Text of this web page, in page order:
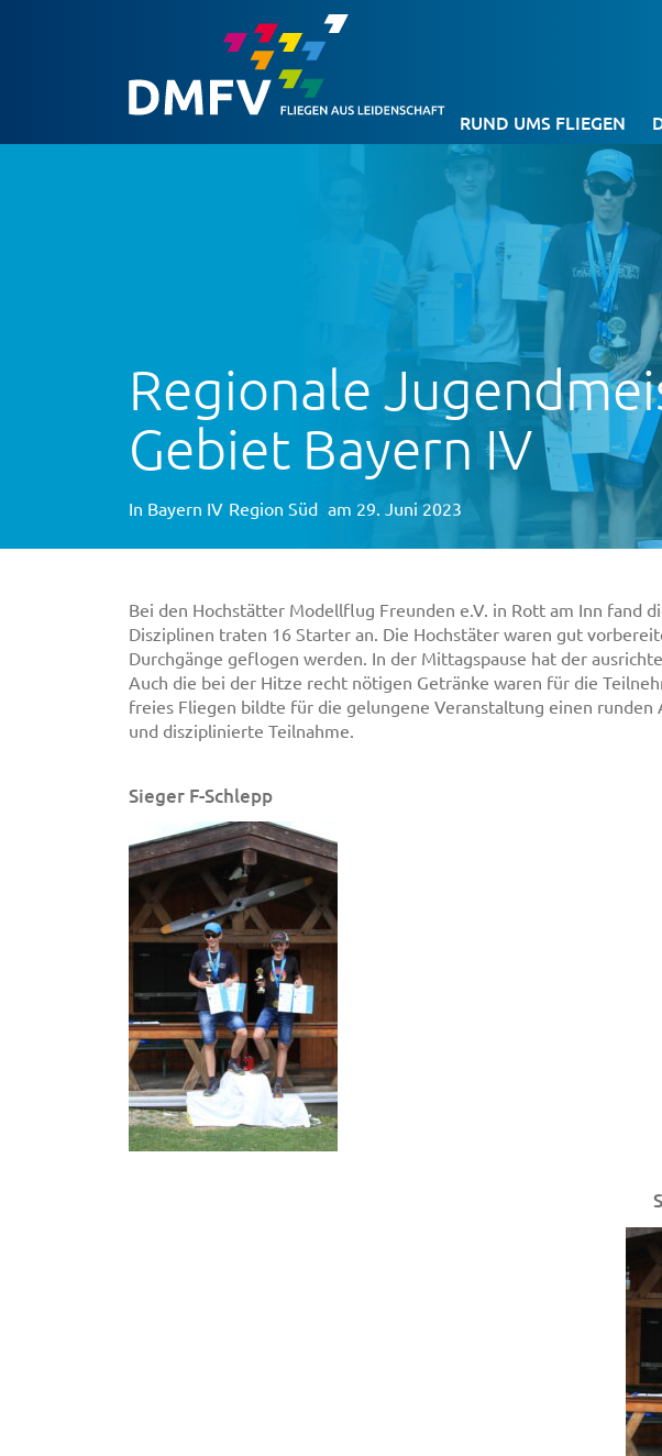
RUND UMS FLIEGEN
Regionale
Gebiet Bayern IV
In Bayern IV Region Süd am 29. Juni 2023
Bei den Hochstätter Modellflug Freunden e.V. in Rott am Inn fand
Disziplinen traten 16 Starter an. Die Hochstäter waren gut
Durchgänge geflogen werden. In der Mittagspause hat der
Auch die bei der Hitze recht nötigen Getränke waren für die
freies Fliegen bildte für die gelungene Veranstaltung einen
und disziplinierte Teilnahme.
Sieger F-Schlepp